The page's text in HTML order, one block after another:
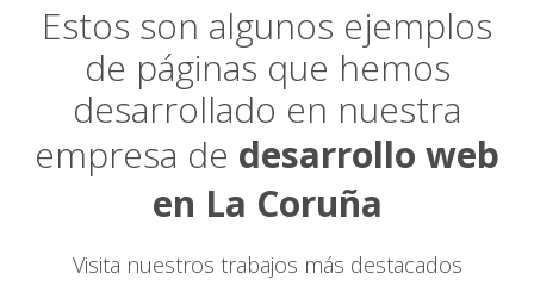
Estos son algunos ejemplos
de páginas que hemos
desarrollado en nuestra
empresa de desarrollo web
en La Coruña
Visita nuestros trabajos más destacados